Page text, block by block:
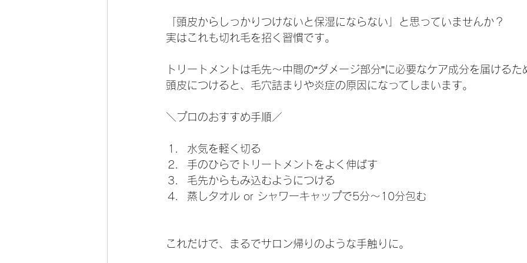
「頭皮からしっかりつけないと保湿にならない」と思っていませんか？
実はこれも切れ毛を招く習慣です。
トリートメントは毛先〜中間の“ダメージ部分”に必要なケア成分を届けるた
頭皮につけると、毛穴詰まりや炎症の原因になってしまいます。
＼プロのおすすめ手順／
水気を軽く切る
手のひらでトリートメントをよく伸ばす
毛先からもみ込むようにつける
蒸しタオル or シャワーキャップで5分〜10分包む
これだけで、まるでサロン帰りのような手触りに。